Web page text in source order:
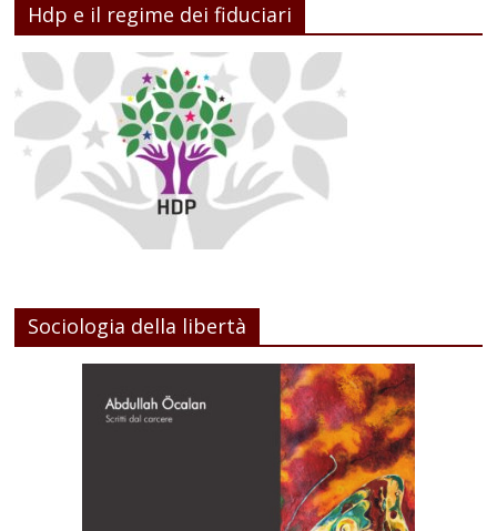
Hdp e il regime dei fiduciari
Sociologia della libertà